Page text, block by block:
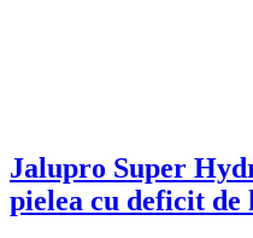
Jalupro Super
pielea cu deficit